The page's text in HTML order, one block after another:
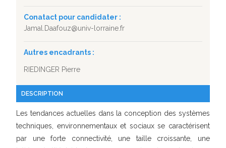
Conatact pour candidater :
Jamal.Daafouz@univ-lorraine.fr
Autres encadrants :
RIEDINGER Pierre
DESCRIPTION
Les tendances actuelles dans la conception des systèmes
techniques, environnementaux et sociaux se caractérisent
par une forte connectivité, une taille croissante, une